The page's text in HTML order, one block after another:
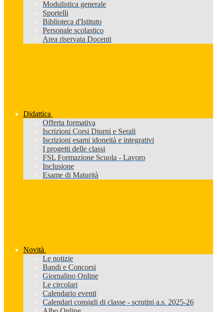
Modulistica generale
Sportelli
Biblioteca d'Istituto
Personale scolastico
Area riservata Docenti
Didattica
Offerta formativa
Iscrizioni Corsi Diurni e Serali
Iscrizioni esami idoneità e integrativi
I progetti delle classi
FSL Formazione Scuola - Lavoro
Inclusione
Esame di Maturità
Novità
Le notizie
Bandi e Concorsi
Giornalino Online
Le circolari
Calendario eventi
Calendari consigli di classe - scrutini a.s. 2025-26